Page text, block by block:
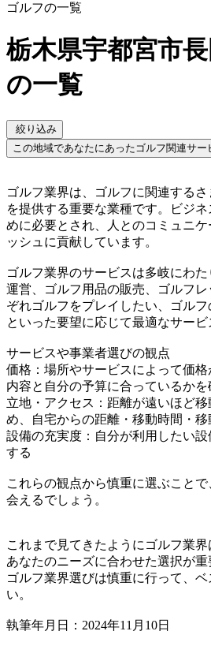
ゴルフの一覧
栃木県宇都宮市
の一覧
絞り込み
この地域であなたにあったゴルフ関連サ
ゴルフ業界は、ゴルフに関連する
を提供する重要な業種です。ビジ
めに必要とされ、人とのコミュニ
ッシュに貢献しています。
ゴルフ業界のサービスは多岐にわ
運営、ゴルフ用品の販売、ゴルフ
ぞれゴルフをプレイしたい、ゴル
といった要望に応じて最適なサービ
サービスや事業者選びの観点
価格：場所やサービスによって価
内容と自分の予算に合っているかを
立地・アクセス：距離が遠いほど
め、自宅からの距離・移動時間・
設備の充実度：自分が利用したい
する
これらの観点から慎重に選ぶこと
会えるでしょう。
これまで見てきたようにゴルフ業界
あなたのニーズに合わせた選択が重
ゴルフ業界選びは慎重に行って、
い。
執筆年月日：2024年11月10日